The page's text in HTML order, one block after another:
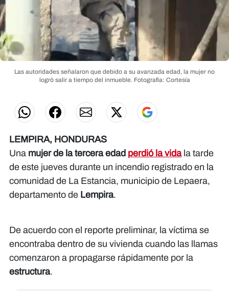
Las autoridades señalaron que debido a su avanzada edad, la mujer no
logró salir a tiempo del inmueble. Fotografía: Cortesía
LEMPIRA, HONDURAS
Una mujer de la tercera edad perdió la vidala tarde
de este jueves durante un incendio registrado en la
comunidad de La Estancia, municipio de Lepaera,
departamento de Lempira.
De acuerdo con el reporte preliminar, la víctima se
encontraba dentro de su vivienda cuando las llamas
comenzaron a propagarse rápidamente por la
estructura.